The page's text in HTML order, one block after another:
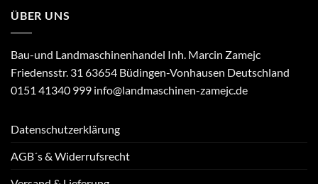
ÜBER UNS
Bau-und Landmaschinenhandel Inh. Marcin Zamejc
Friedensstr. 31 63654 Büdingen-Vonhausen Deutschland
0151 41340 999 info@landmaschinen-zamejc.de
Datenschutzerklärung
AGB´s & Widerrufsrecht